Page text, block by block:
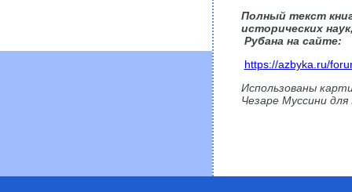
Полный текст
исторических
Рубана на сайте:
https://azbyka.ru/
Использованы
Чезаре Муссини для